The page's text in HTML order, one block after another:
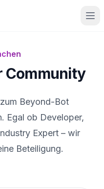
Community
Beyond-Bot
Egal ob Developer,
Expert – wir
Beteiligung.